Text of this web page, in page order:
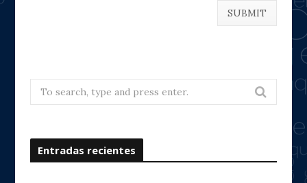
Search
for:
Entradas recientes